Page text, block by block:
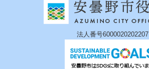
法人番号6000020202207